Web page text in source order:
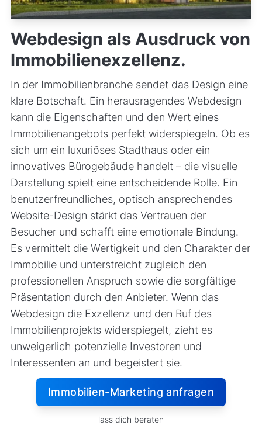
Webdesign als Ausdruck von
Immobilienexzellenz.
In der Immobilienbranche sendet das Design eine
klare Botschaft. Ein herausragendes Webdesign
kann die Eigenschaften und den Wert eines
Immobilienangebots perfekt widerspiegeln. Ob es
sich um ein luxuriöses Stadthaus oder ein
innovatives Bürogebäude handelt – die visuelle
Darstellung spielt eine entscheidende Rolle. Ein
benutzerfreundliches, optisch ansprechendes
Website-Design stärkt das Vertrauen der
Besucher und schafft eine emotionale Bindung.
Es vermittelt die Wertigkeit und den Charakter der
Immobilie und unterstreicht zugleich den
professionellen Anspruch sowie die sorgfältige
Präsentation durch den Anbieter. Wenn das
Webdesign die Exzellenz und den Ruf des
Immobilienprojekts widerspiegelt, zieht es
unweigerlich potenzielle Investoren und
Interessenten an und begeistert sie.
Immobilien-Marketing anfragen
lass dich beraten